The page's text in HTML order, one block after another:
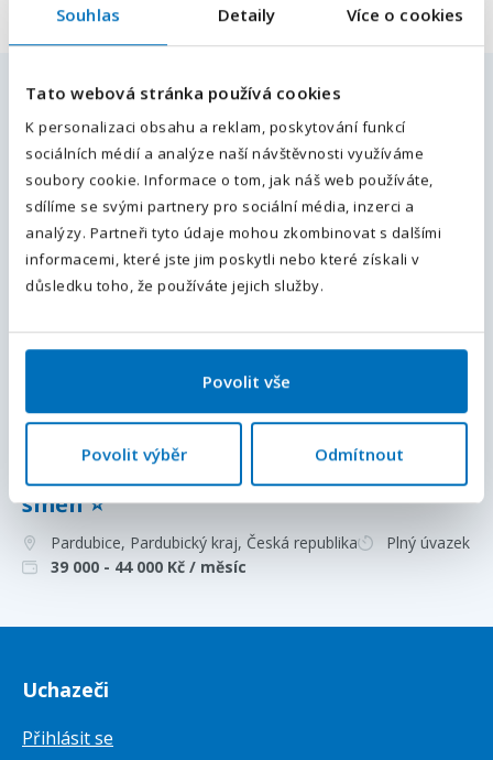
Souhlas Detaily Více o cookies
Tato webová stránka používá cookies
K personalizaci obsahu a reklam, poskytování funkcí
sociálních médií a analýze naší návštěvnosti využíváme
soubory cookie. Informace o tom, jak náš web používáte,
sdílíme se svými partnery pro sociální média, inzerci a
analýzy. Partneři tyto údaje mohou zkombinovat s dalšími
informacemi, které jste jim poskytli nebo které získali v
důsledku toho, že používáte jejich služby.
Povolit vše
Povolit výběr Odmítnout
Podobné pracovní nabídky
Obsluha strojů | mzda až 37 600 Kč |
ubytování | m/ž
Pardubice, Pardubický kraj, Česká republika
Plný úvazek
34 500 - 37 600 Kč / měsíc
Koordinátor/ka importní logistiky |
Flexibilní pracovní doba
Pardubice, Pardubický kraj, Česká republika
38 000 - 44 000Kč / měsíc
Specialista/ka logistiky | bez nočních
směn ⭐
Pardubice, Pardubický kraj, Česká republika
Plný úvazek
39 000 - 44 000 Kč / měsíc
E-mailová adresa
Váš telefon*
Předvolba
Odesláním souhlasíte sezpracováním osobních údajů.
Odeslat
Uchazeči
Přihlásit se